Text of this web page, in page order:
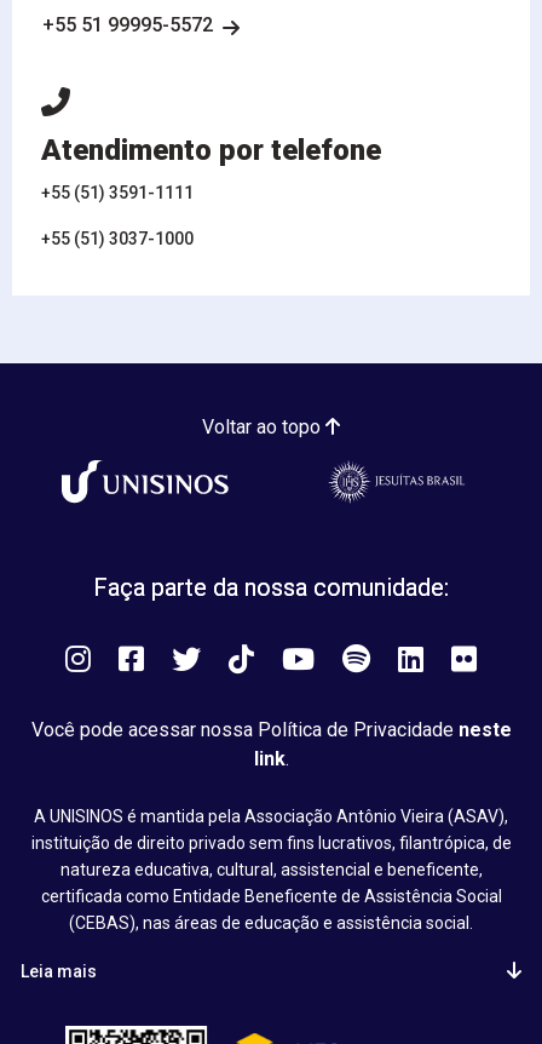
+55 51 99995-5572
Atendimento por telefone
+55 (51) 3591-1111
+55 (51) 3037-1000
Voltar ao topo
Faça parte da nossa comunidade:
Instagram
Facebook
Twitter
TiktokYou SpotifyLinkedIn
Você pode acessar nossa Política de Privacidade neste
link.
A UNISINOS é mantida pela Associação Antônio Vieira (ASAV),
instituição de direito privado sem fins lucrativos, filantrópica, de
natureza educativa, cultural, assistencial e beneficente,
certificada como Entidade Beneficente de Assistência Social
(CEBAS), nas áreas de educação e assistência social.
Leia mais